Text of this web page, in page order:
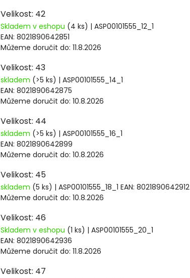
Velikost: 42
Skladem v eshopu (4 ks) | ASP00101555_12_1
EAN: 8021890642851
Můžeme doručit do: 11.8.2026
Velikost: 43
skladem (>5 ks) | ASP00101555_14_1
EAN: 8021890642875
Můžeme doručit do: 10.8.2026
Velikost: 44
skladem (>5 ks) | ASP00101555_16_1
EAN: 8021890642899
Můžeme doručit do: 10.8.2026
Velikost: 45
skladem (5 ks) | ASP00101555_18_1 EAN: 8021890642912
Můžeme doručit do: 10.8.2026
Velikost: 46
Skladem v eshopu (1 ks) | ASP00101555_20_1
EAN: 8021890642936
Můžeme doručit do: 11.8.2026
Velikost: 47